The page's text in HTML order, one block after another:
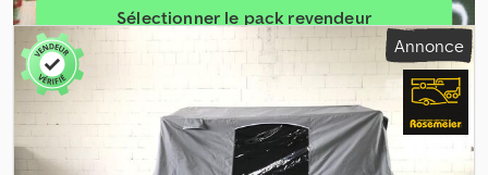
manœuvre à l’avant Rampe de chargement solide entièrement
en aluminium, 4 renforts, assistance au levage Fermeture à barre
tournante robuste en inox V2A, verrouillable, sur la porte arrière
Béquilles arrières pour une stabilité optimale Roue jockey
automatique Jantes aluminium Amortisseurs avec certification
100 km/h Ailes robustes en tôle d’alu striée, marchables Éclairage
12V avec prise 13 broches Feux de gabarit Bavettes Tête
Sélectionner le pack revendeur
Créer une annonce unique
Annonce